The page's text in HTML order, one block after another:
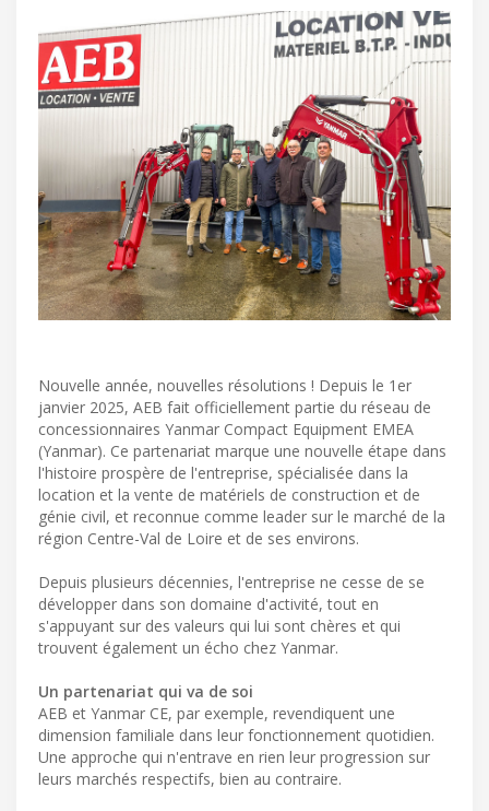
Nouvelle année, nouvelles résolutions ! Depuis le 1er
janvier 2025, AEB fait officiellement partie du réseau de
concessionnaires Yanmar Compact Equipment EMEA
(Yanmar). Ce partenariat marque une nouvelle étape dans
l'histoire prospère de l'entreprise, spécialisée dans la
location et la vente de matériels de construction et de
génie civil, et reconnue comme leader sur le marché de la
région Centre-Val de Loire et de ses environs.
Depuis plusieurs décennies, l'entreprise ne cesse de se
développer dans son domaine d'activité, tout en
s'appuyant sur des valeurs qui lui sont chères et qui
trouvent également un écho chez Yanmar.
Un partenariat qui va de soi
AEB et Yanmar CE, par exemple, revendiquent une
dimension familiale dans leur fonctionnement quotidien.
Une approche qui n'entrave en rien leur progression sur
leurs marchés respectifs, bien au contraire.